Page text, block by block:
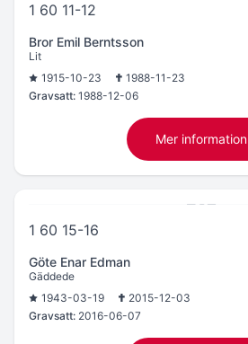
1 60 11-12
Bror Emil Berntsson
Lit
1915-10-23
1988-11-23
Gravsatt: 1988-12-06
Mer information
1 60 15-16
Göte Enar Edman
Gäddede
1943-03-19
2015-12-03
Gravsatt: 2016-06-07